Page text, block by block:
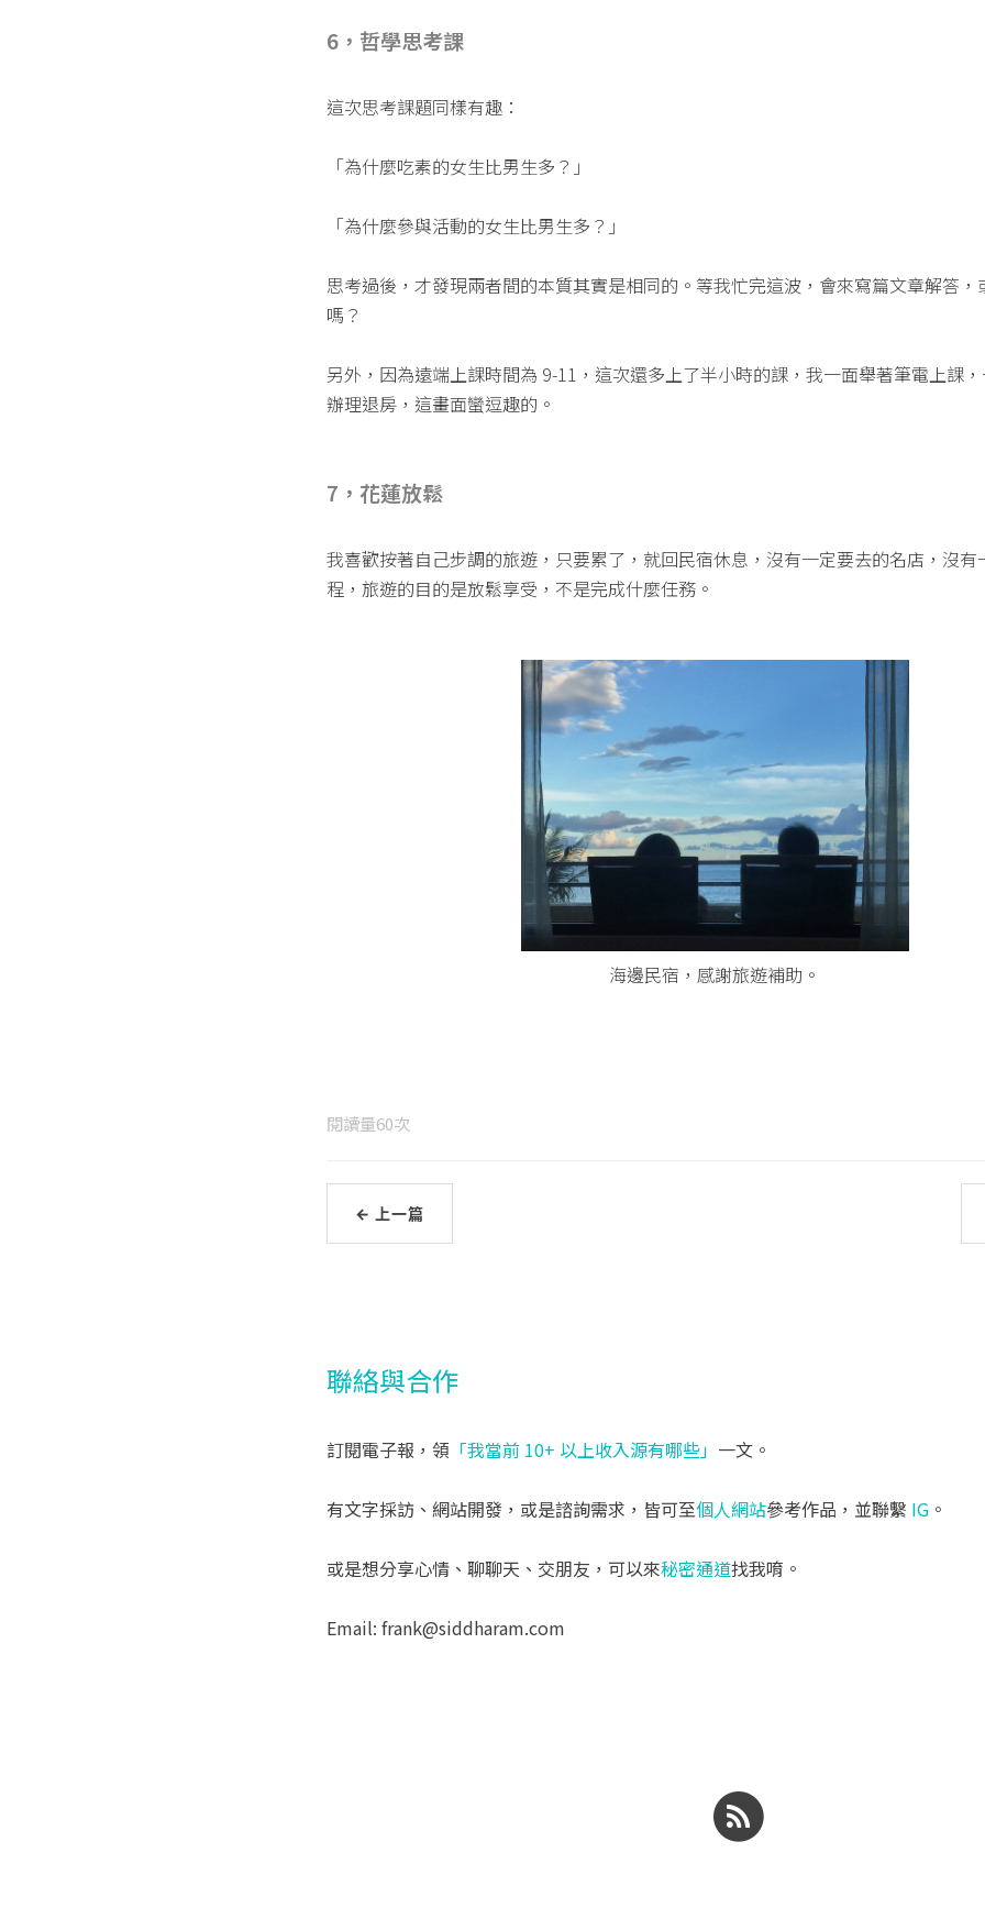
6，哲學思考課
這次思考課題同樣有趣：
「為什麼吃素的女生比男生多？」
「為什麼參與活動的女生比男生多？」
思考過後，才發現兩者間的本質其實是相同的。等我忙完這波，會來寫篇文章解答，
嗎？
另外，因為遠端上課時間為 9-11，這次還多上了半小時的課，我一面舉著筆電上課
辦理退房，這畫面蠻逗趣的。
7，花蓮放鬆
我喜歡按著自己步調的旅遊，只要累了，就回民宿休息，沒有一定要去的名店，沒有
程，旅遊的目的是放鬆享受，不是完成什麼任務。
海邊民宿，感謝旅遊補助。
閱讀量60次
← 上一篇
聯絡與合作
訂閱電子報，領 「我當前 10+ 以上收入源有哪些」 一文。
有文字採訪、網站開發，或是諮詢需求，皆可至個人網站參考作品，並聯繫 IG 。
或是想分享心情、聊聊天、交朋友，可以來秘密通道找我唷。
Email: frank@siddharam.com